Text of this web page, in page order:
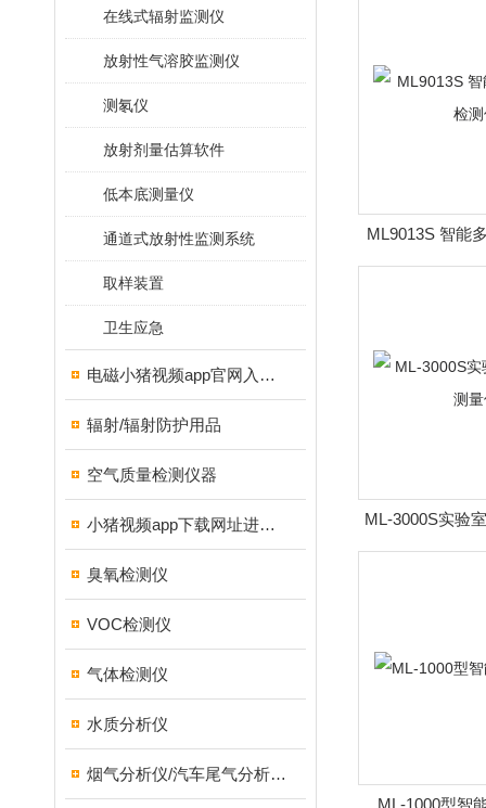
在线式辐射监测仪
放射性气溶胶监测仪
测氡仪
放射剂量估算软件
低本底测量仪
通道式放射性监测系统
取样装置
卫生应急
电磁小猪视频app官网入口ios
辐射/辐射防护用品
空气质量检测仪器
小猪视频app下载网址进入18测试仪
臭氧检测仪
VOC检测仪
气体检测仪
水质分析仪
烟气分析仪/汽车尾气分析仪/转速表/汽车维修检测设备
ML9013S 智能
仪
ML-3000S实验
仪
ML-1000型智